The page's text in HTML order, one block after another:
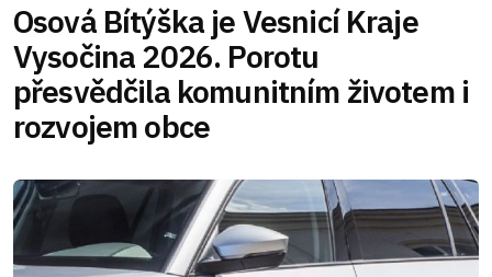
Osová Bítýška je Vesnicí Kraje
Vysočina 2026. Porotu
přesvědčila komunitním životem i
rozvojem obce